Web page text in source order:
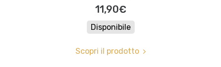
11,90€
Disponibile
Scopri il prodotto